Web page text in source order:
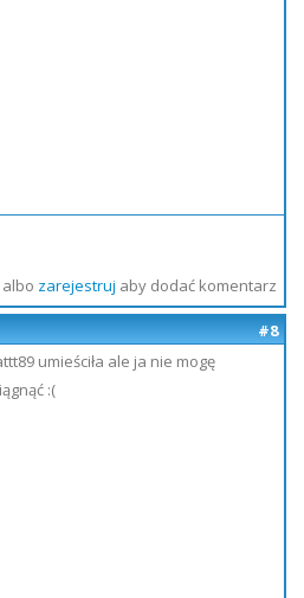
zarejestruj aby dodać komentarz
#8
umieściła ale ja nie mogę
:(